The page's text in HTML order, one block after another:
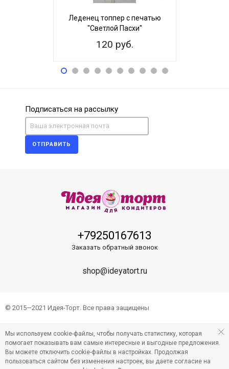
Леденец топпер с печатью
"Светлой Пасхи"
120 руб.
Подписаться на рассылку
ОТПРАВИТЬ
+79250167613
Заказать обратный звонок
shop@ideyatort.ru
© 2015—2021 Идея-Торт. Все права защищены
Мы используем cookie-файлы, чтобы получать статистику, которая
помогает показывать вам самые интересные и выгодные предложения.
Вы можете отключить cookie-файлы в настройках. Продолжая
пользоваться сайтом без изменения настроек, вы даете согласие на